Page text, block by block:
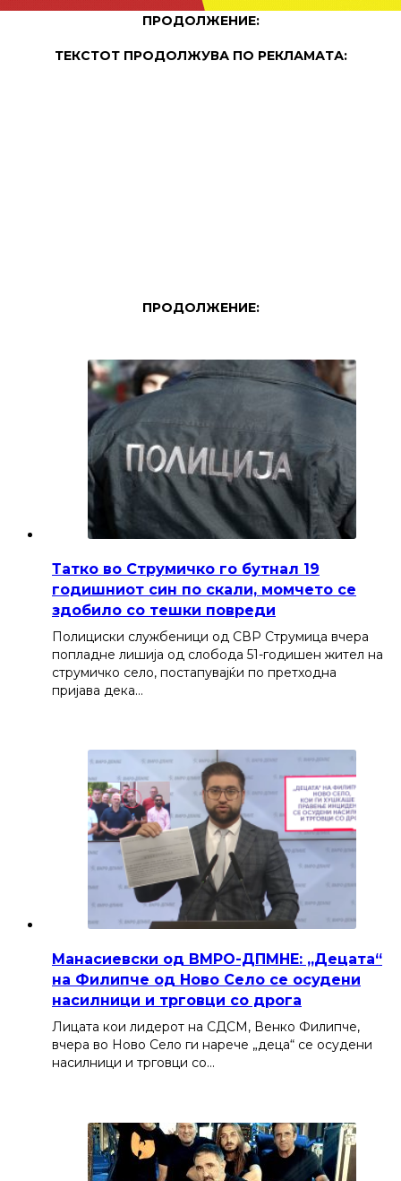
ПРОДОЛЖЕНИЕ:
ТЕКСТОТ ПРОДОЛЖУВА ПО РЕКЛАМАТА:
ПРОДОЛЖЕНИЕ:
Татко во Струмичко го бутнал 19
годишниот син по скали, момчето се
здобило со тешки повреди
Полициски службеници од СВР Струмица вчера
попладне лишија од слобода 51-годишен жител на
струмичко село, постапувајќи по претходна
пријава дека…
Манасиевски од ВМРО-ДПМНЕ: „Децата“
на Филипче од Ново Село се осудени
насилници и трговци со дрога
Лицата кои лидерот на СДСМ, Венко Филипче,
вчера во Ново Село ги нарече „деца“ се осудени
насилници и трговци со…